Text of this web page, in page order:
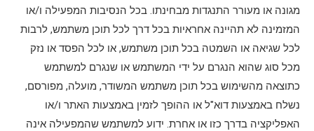
מגונה או מעורר התנגדות מבחינתו. בכל הנסיבות המפעילה ו/או
המזמינה לא תהיינה אחראיות בכל דרך לכל תוכן משתמש, לרבות
לכל שגיאה או השמטה בכל תוכן משתמש, או לכל הפסד או נזק
מכל סוג שהוא הנגרם על ידי המשתמש או שנגרם למשתמש
כתוצאה מהשימוש בכל תוכן משתמש המשודר, מועלה, מפורסם,
נשלח באמצעות דוא"ל או ההופך לזמין באמצעות האתר ו/או
האפליקציה בדרך כזו או אחרת. ידוע למשתמש שהמפעילה אינה